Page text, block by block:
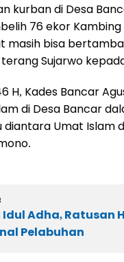
kurban di Desa
76 ekor
masih bisa
Sujarwo
H, Kades Bancar
di Desa Bancar
Umat Islam
Adha, Ratusan
Pelabuhan